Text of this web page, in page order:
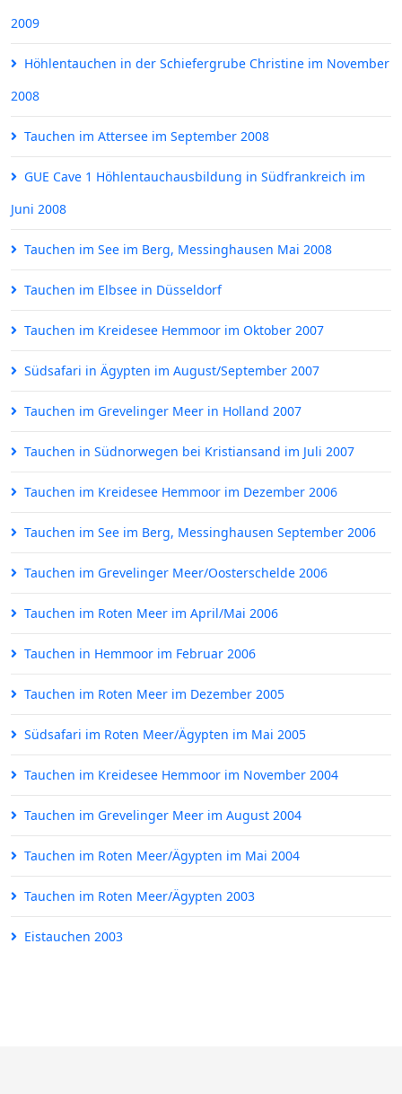
2009
Höhlentauchen in der Schiefergrube Christine im November
2008
Tauchen im Attersee im September 2008
GUE Cave 1 Höhlentauchausbildung in Südfrankreich im
Juni 2008
Tauchen im See im Berg, Messinghausen Mai 2008
Tauchen im Elbsee in Düsseldorf
Tauchen im Kreidesee Hemmoor im Oktober 2007
Südsafari in Ägypten im August/September 2007
Tauchen im Grevelinger Meer in Holland 2007
Tauchen in Südnorwegen bei Kristiansand im Juli 2007
Tauchen im Kreidesee Hemmoor im Dezember 2006
Tauchen im See im Berg, Messinghausen September 2006
Tauchen im Grevelinger Meer/Oosterschelde 2006
Tauchen im Roten Meer im April/Mai 2006
Tauchen in Hemmoor im Februar 2006
Tauchen im Roten Meer im Dezember 2005
Südsafari im Roten Meer/Ägypten im Mai 2005
Tauchen im Kreidesee Hemmoor im November 2004
Tauchen im Grevelinger Meer im August 2004
Tauchen im Roten Meer/Ägypten im Mai 2004
Tauchen im Roten Meer/Ägypten 2003
Eistauchen 2003